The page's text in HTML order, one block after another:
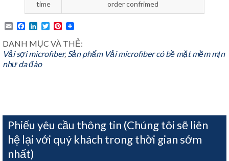
time
order confrimed
EmailFacebook
LinkedIn
TwitterPinterest
DANH MỤC VÀ THẺ:
Vải sợi microfiber, Sản phẩm Vải microfiber có bề mặt mềm mịn
như da đào
Phiếu yêu cầu thông tin (Chúng tôi sẽ liên
hệ lại với quý khách trong thời gian sớm
nhất)